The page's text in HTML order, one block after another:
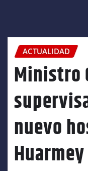
ACTUALIDAD
Ministro
nuevo
Huarmey